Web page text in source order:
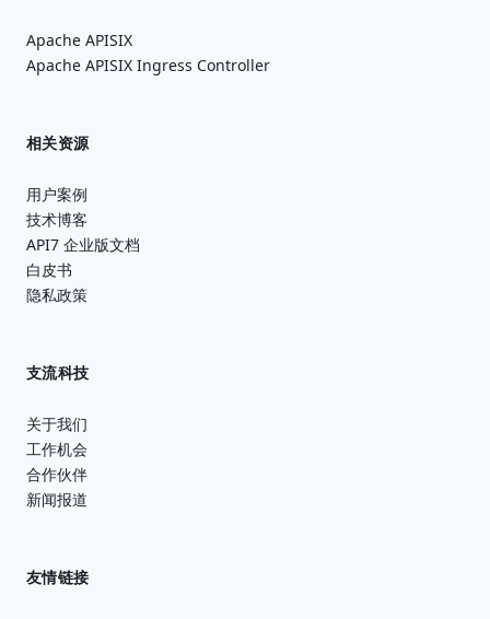
Apache APISIX
Apache APISIX Ingress Controller
相关资源
用户案例
技术博客
API7 企业版文档
白皮书
隐私政策
支流科技
关于我们
工作机会
合作伙伴
新闻报道
友情链接